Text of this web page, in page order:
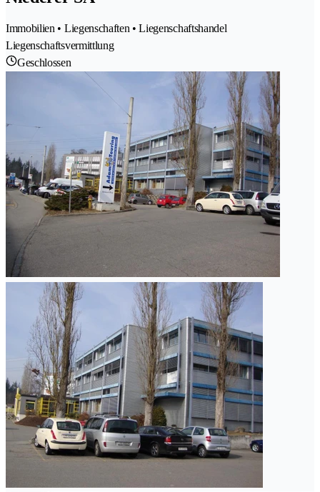
Immobilien • Liegenschaften • Liegenschaftshandel
Liegenschaftsvermittlung
Geschlossen